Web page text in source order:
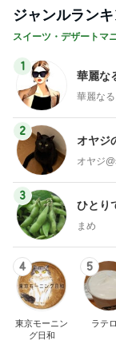
ジャンルラン
スイーツ・デザートマ
1
華麗な
華麗な
2
オヤジ
オヤジ
3
ひとり
まめ
4
東京モーニン
グ日和
5
ラテ